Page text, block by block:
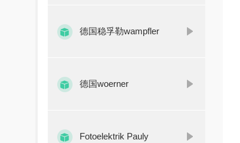
德国稳孚勒wampfler
德国woerner
Fotoelektrik Pauly